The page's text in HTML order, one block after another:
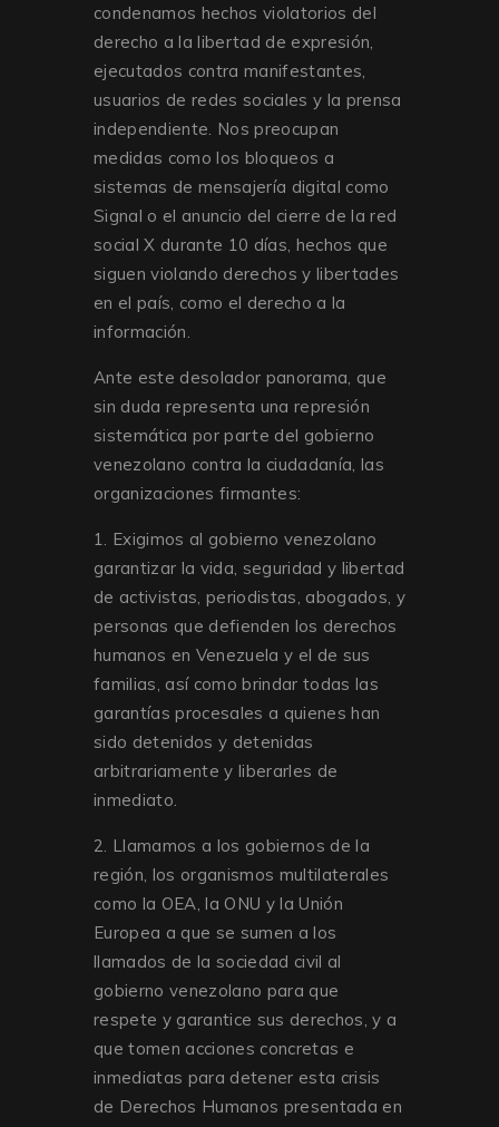
condenamos hechos violatorios del
derecho a la libertad de expresión,
ejecutados contra manifestantes,
usuarios de redes sociales y la prensa
independiente. Nos preocupan
medidas como los bloqueos a
sistemas de mensajería digital como
Signal o el anuncio del cierre de la red
social X durante 10 días, hechos que
siguen violando derechos y libertades
en el país, como el derecho a la
información.
Ante este desolador panorama, que
sin duda representa una represión
sistemática por parte del gobierno
venezolano contra la ciudadanía, las
organizaciones firmantes:
1. Exigimos al gobierno venezolano
garantizar la vida, seguridad y libertad
de activistas, periodistas, abogados, y
personas que defienden los derechos
humanos en Venezuela y el de sus
familias, así como brindar todas las
garantías procesales a quienes han
sido detenidos y detenidas
arbitrariamente y liberarles de
inmediato.
2. Llamamos a los gobiernos de la
región, los organismos multilaterales
como la OEA, la ONU y la Unión
Europea a que se sumen a los
llamados de la sociedad civil al
gobierno venezolano para que
respete y garantice sus derechos, y a
que tomen acciones concretas e
inmediatas para detener esta crisis
de Derechos Humanos presentada en